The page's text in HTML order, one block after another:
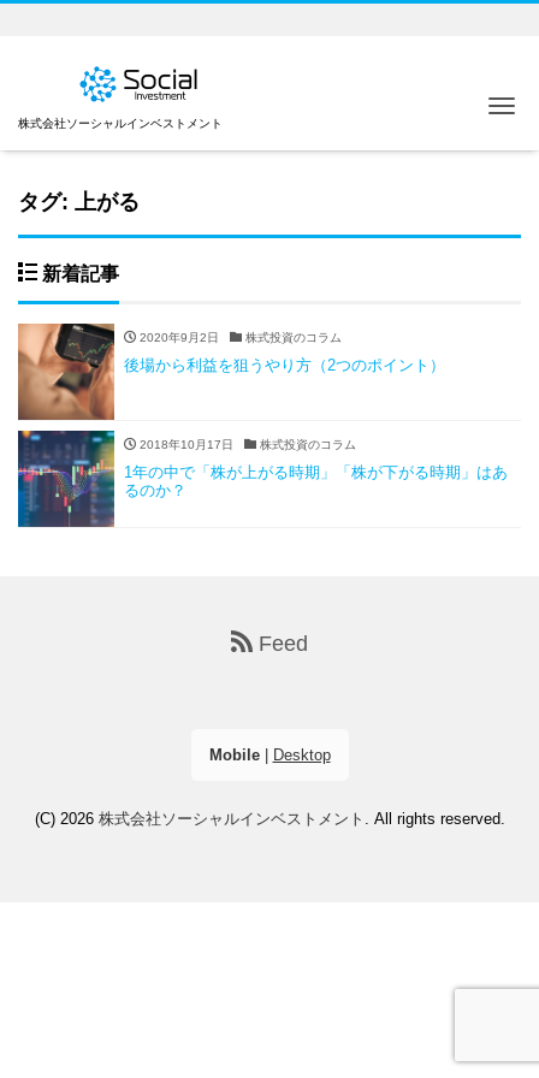
株式会社ソーシャルインベストメント
タグ: 上がる
新着記事
2020年9月2日 株式投資のコラム
後場から利益を狙うやり方（2つのポイント）
2018年10月17日 株式投資のコラム
1年の中で「株が上がる時期」「株が下がる時期」はあ
るのか？
Feed
Mobile| Desktop
(C) 2026 株式会社ソーシャルインベストメント . All rights reserved.